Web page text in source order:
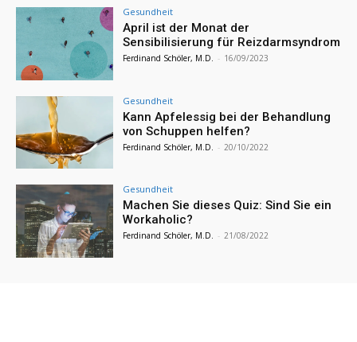
Gesundheit
April ist der Monat der
Sensibilisierung für Reizdarmsyndrom
Ferdinand Schöler, M.D. - 16/09/2023
Gesundheit
Kann Apfelessig bei der Behandlung
von Schuppen helfen?
Ferdinand Schöler, M.D. - 20/10/2022
Gesundheit
Machen Sie dieses Quiz: Sind Sie ein
Workaholic?
Ferdinand Schöler, M.D. - 21/08/2022